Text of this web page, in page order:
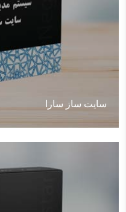
سایت ساز سارا